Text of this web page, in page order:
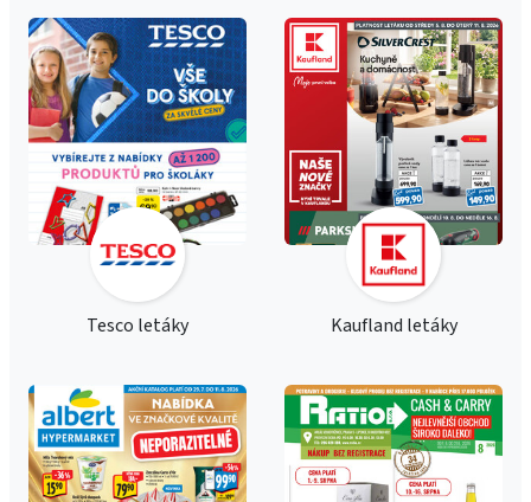
Tesco letáky Kaufland letáky